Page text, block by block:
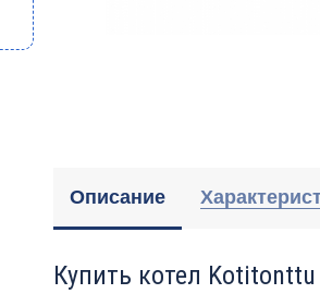
Описание
Купить котел